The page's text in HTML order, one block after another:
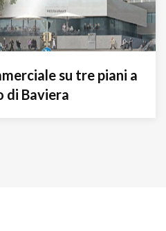
su tre piani a
di Baviera